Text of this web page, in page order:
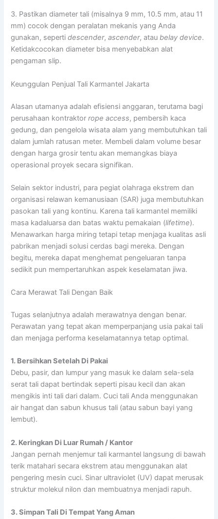
3. Pastikan diameter tali (misalnya 9 mm, 10.5 mm, atau 11
mm) cocok dengan peralatan mekanis yang Anda
gunakan, sepertidescender,ascender, ataubelay device.
Ketidakcocokan diameter bisa menyebabkan alat
pengaman slip.
Keunggulan Penjual Tali Karmantel Jakarta
Alasan utamanya adalah efisiensi anggaran, terutama bagi
perusahaan kontraktorrope access, pembersih kaca
gedung, dan pengelola wisata alam yang membutuhkan tali
dalam jumlah ratusan meter. Membeli dalam volume besar
dengan harga grosir tentu akan memangkas biaya
operasional proyek secara signifikan.
Selain sektor industri, para pegiat olahraga ekstrem dan
organisasi relawan kemanusiaan (SAR) juga membutuhkan
pasokan tali yang kontinu. Karena tali karmantel memiliki
masa kadaluarsa dan batas waktu pemakaian (lifetime).
Menawarkan harga miring tetapi tetap menjaga kualitas asli
pabrikan menjadi solusi cerdas bagi mereka. Dengan
begitu, mereka dapat menghemat pengeluaran tanpa
sedikit pun mempertaruhkan aspek keselamatan jiwa.
Cara Merawat Tali Dengan Baik
Tugas selanjutnya adalah merawatnya dengan benar.
Perawatan yang tepat akan memperpanjang usia pakai tali
dan menjaga performa keselamatannya tetap optimal.
1. Bersihkan Setelah Di Pakai
Debu, pasir, dan lumpur yang masuk ke dalam sela-sela
serat tali dapat bertindak seperti pisau kecil dan akan
mengikis inti tali dari dalam. Cuci tali Anda menggunakan
air hangat dan sabun khusus tali (atau sabun bayi yang
lembut).
2. Keringkan Di Luar Rumah / Kantor
Jangan pernah menjemur tali karmantel langsung di bawah
terik matahari secara ekstrem atau menggunakan alat
pengering mesin cuci. Sinar ultraviolet (UV) dapat merusak
struktur molekul nilon dan membuatnya menjadi rapuh.
3. Simpan Tali Di Tempat Yang Aman